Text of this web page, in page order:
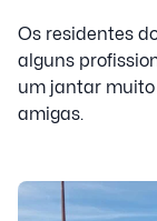
Os residentes
alguns
um jantar muito
amigas.